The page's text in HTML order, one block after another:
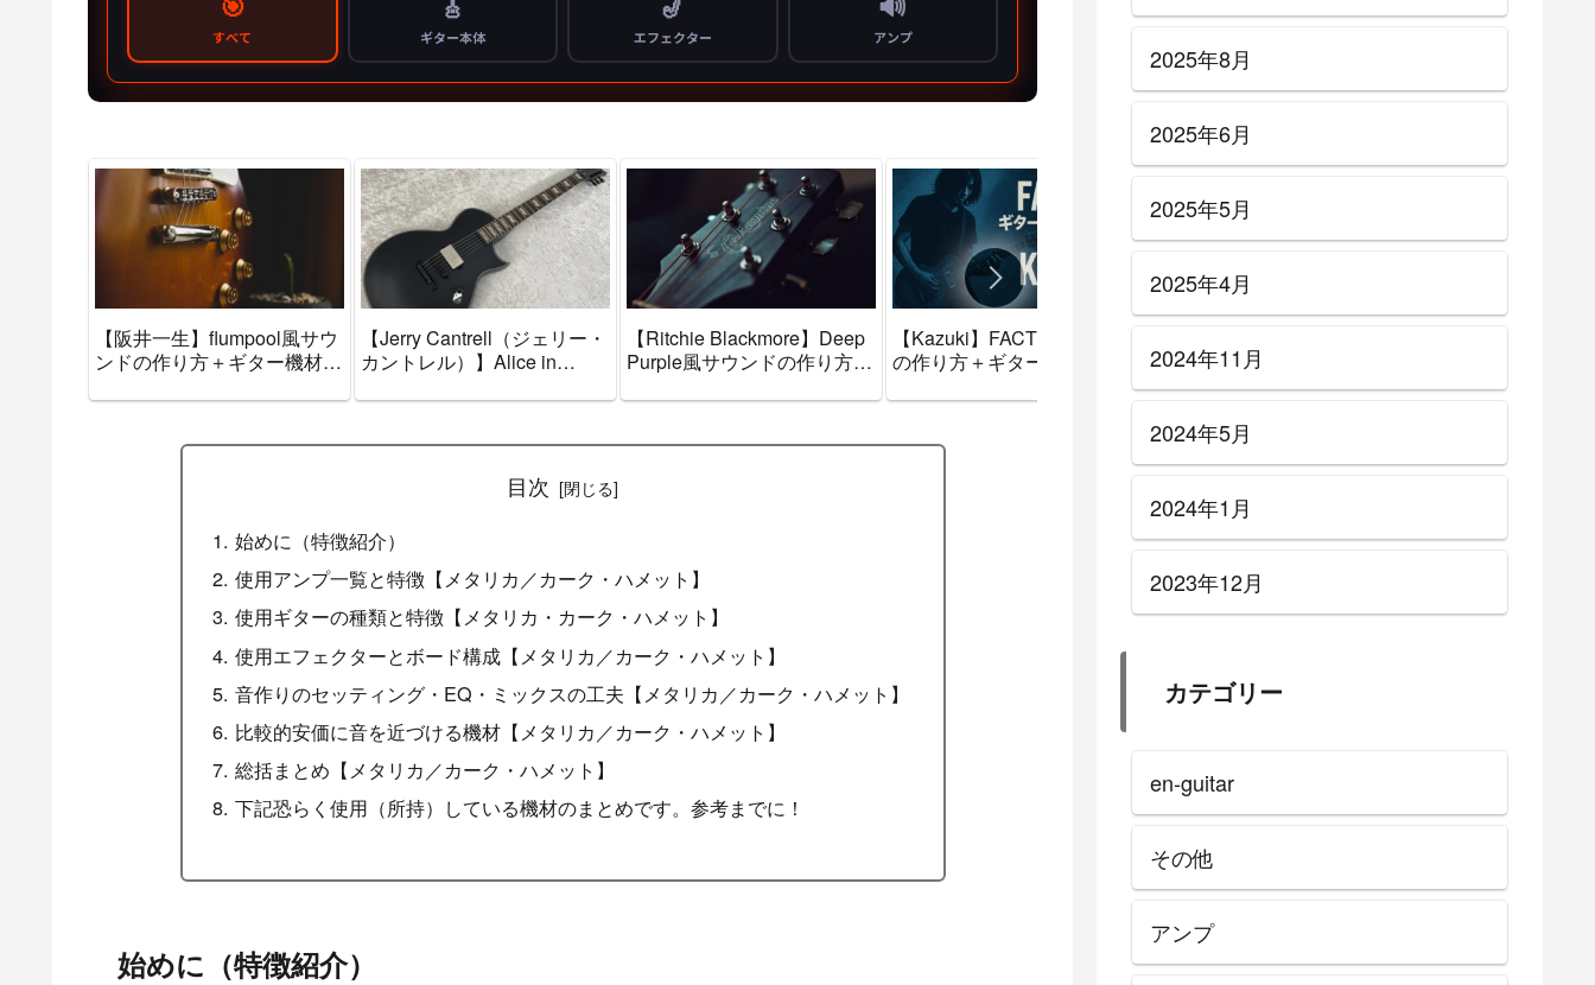
【阪井一生】flumpool風サウ
ンドの作り方＋ギター機材音
【エフェクター・アンプ】
【Jerry Cantrell（ジェリー・
カントレル）】Alice in
ェインズ）風サウンドの作り
【Ritchie Blackmore】Deep
Purple風サウンドの作り方＋
グのまとめ【エフェクター・
【Kazuki】FACT風サウンド
の作り方＋ギター機材音作り
セッティングのまとめ【エフ
ェクター・アンプ】
風サウンドの作り方＋ギター
機材音作りセッティングのま
プ】
目次
始めに（特徴紹介）
使用アンプ一覧と特徴【メタリカ／カーク・ハメット】
使用ギターの種類と特徴【メタリカ・カーク・ハメット】
使用エフェクターとボード構成【メタリカ／カーク・ハメット】
音作りのセッティング・EQ・ミックスの工夫【メタリカ／カーク・ハメット】
比較的安価に音を近づける機材【メタリカ／カーク・ハメット】
総括まとめ【メタリカ／カーク・ハメット】
下記恐らく使用（所持）している機材のまとめです。参考までに！
始めに（特徴紹介）
2025年8月
2025年6月
2025年5月
2025年4月
2024年11月
2024年5月
2024年1月
2023年12月
カテゴリー
en-guitar
その他
アンプ